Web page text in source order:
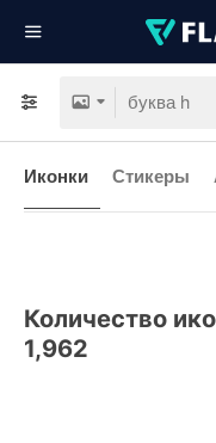
Иконки Стикеры
Количество
1,962